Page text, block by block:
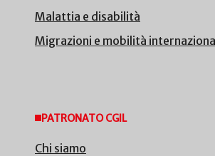
Malattia e disabilità
Migrazioni e mobilità
PATRONATO CGIL
Chi siamo